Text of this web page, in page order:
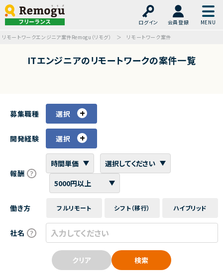
フリーランス ログイン
会員登録
リモートワークエンジニア案件Remogu（リモグ）
リモートワーク案件
ITエンジニアのリモートワークの案件一覧
募集職種 選択
開発経験 選択
報酬
働き方 フルリモート シフト（移行） ハイブリッド
社名
クリア 検索